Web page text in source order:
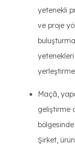
yetenekli
ve proje
Maçã,
geliştirme
Şirket,